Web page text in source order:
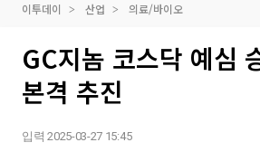
이투데이 산업 의료/바이오
GC지놈 코스닥 예심
본격 추진
입력 2025-03-27 15:45